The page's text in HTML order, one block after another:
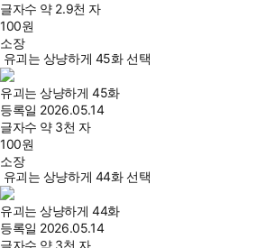
글자수 약 2.9천 자
100원
소장
유괴는 상냥하게 45화 선택
유괴는 상냥하게 45화
등록일 2026.05.14
글자수 약 3천 자
100원
소장
유괴는 상냥하게 44화 선택
유괴는 상냥하게 44화
등록일 2026.05.14
글자수 약 3천 자